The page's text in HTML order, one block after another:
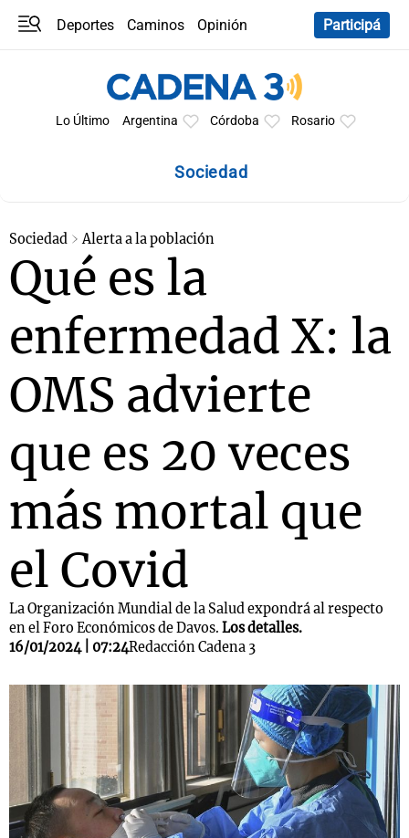
Deportes Caminos
Opinión
Participá
Lo Último Argentina Córdoba Rosario
Sociedad
Sociedad Alerta a la población
Qué es la
enfermedad X: la
OMS advierte
que es 20 veces
más mortal que
el Covid
La Organización Mundial de la Salud expondrá al respecto
en el Foro Económicos de Davos. Los detalles.
16/01/2024 | 07:24Redacción Cadena 3